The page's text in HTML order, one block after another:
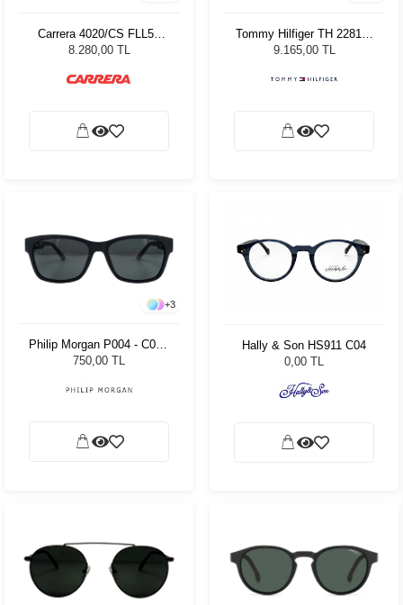
Carrera 4020/CS FLL56
Unisex Güneş Gözlüğü
8.280,00 TL
Tommy Hilfiger TH 2281/C
08A Erkek Güneş Gözlüğü
9.165,00 TL
+3
Philip Morgan P004 - C01 -
51
750,00 TL
Hally & Son HS911 C04
0,00 TL